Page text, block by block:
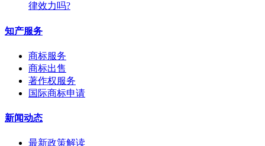
律效力吗?
知产服务
商标服务
商标出售
著作权服务
国际商标申请
新闻动态
最新政策解读